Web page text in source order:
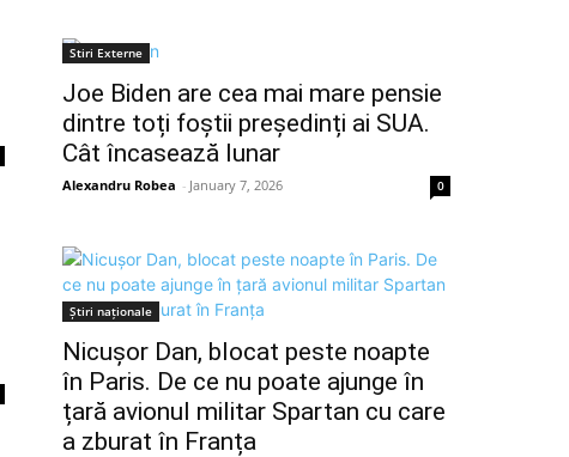
Stiri Externe
Joe Biden are cea mai mare pensie
dintre toți foștii președinți ai SUA.
Cât încasează lunar
Alexandru Robea - January 7, 2026 0
Știri naționale
Nicușor Dan, blocat peste noapte
în Paris. De ce nu poate ajunge în
țară avionul militar Spartan cu care
a zburat în Franța